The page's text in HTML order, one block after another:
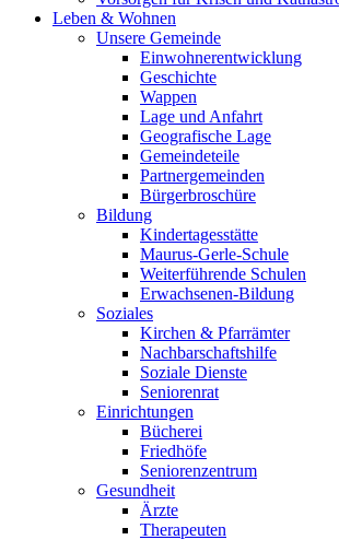
Leben & Wohnen
Unsere Gemeinde
Einwohnerentwicklung
Geschichte
Wappen
Lage und Anfahrt
Geografische Lage
Gemeindeteile
Partnergemeinden
Bürgerbroschüre
Bildung
Kindertagesstätte
Maurus-Gerle-Schule
Weiterführende Schulen
Erwachsenen-Bildung
Soziales
Kirchen & Pfarrämter
Nachbarschaftshilfe
Soziale Dienste
Seniorenrat
Einrichtungen
Bücherei
Friedhöfe
Seniorenzentrum
Gesundheit
Ärzte
Therapeuten